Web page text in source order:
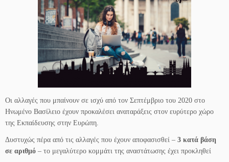
Οι αλλαγές που μπαίνουν σε ισχύ από τον Σεπτέμβριο του 2020 στο
Ηνωμένο Βασίλειο έχουν προκαλέσει αναταράξεις στον ευρύτερο χώρο
της Εκπαίδευσης στην Ευρώπη.
Δυστυχώς πέρα από τις αλλαγές που έχουν αποφασισθεί – 3 κατά βάση
σε αριθμό – το μεγαλύτερο κομμάτι της αναστάτωσης έχει προκληθεί